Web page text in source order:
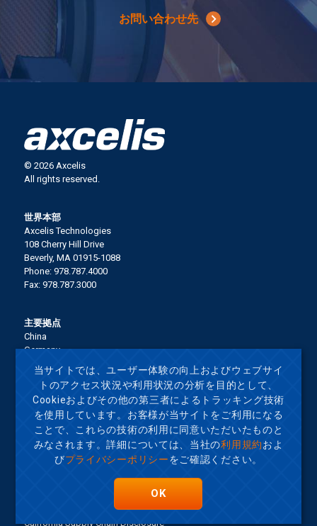
お問い合わせ先
© 2026 Axcelis
All rights reserved.
世界本部
Axcelis Technologies
108 Cherry Hill Drive
Beverly, MA 01915-1088
Phone: 978.787.4000
Fax: 978.787.3000
主要拠点
China
Germany
Italy
Japan
Korea
Malaysia
Singapore
Taiwan
United States
California Supply Chain Disclosure
当サイトでは、ユーザー体験の向上およびウェブサイ
トのアクセス状況や利用状況の分析を目的として、
Cookieおよびその他の第三者によるトラッキング技術
を使用しています。お客様が当サイトをご利用になる
ことで、これらの技術の利用に同意いただいたものと
みなされます。詳細については、当社の利用規約およ
びプライバシーポリシーをご確認ください。
OK